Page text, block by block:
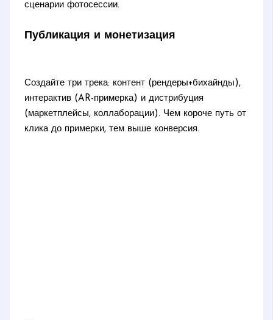
сценарии фотосессии.
Публикация и монетизация
Создайте три трека: контент (рендеры+бихайнды),
интерактив (AR-примерка) и дистрибуция
(маркетплейсы, коллаборации). Чем короче путь от
клика до примерки, тем выше конверсия.